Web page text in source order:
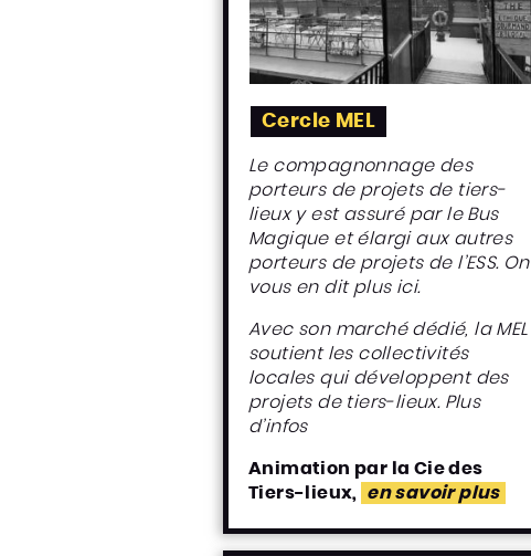
Cercle MEL
Le compagnonnage des
porteurs de projets de tiers-
lieux y est assuré par le Bus
Magique et élargi aux autres
porteurs de projets de l’ESS. On
vous en dit plus ici.
Avec son marché dédié, la MEL
soutient les collectivités
locales qui développent des
projets de tiers-lieux. Plus
d’infos
Animation par la Cie des
Tiers-lieux,
en savoir plus